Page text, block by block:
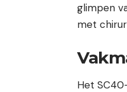
glimpen
met
Het